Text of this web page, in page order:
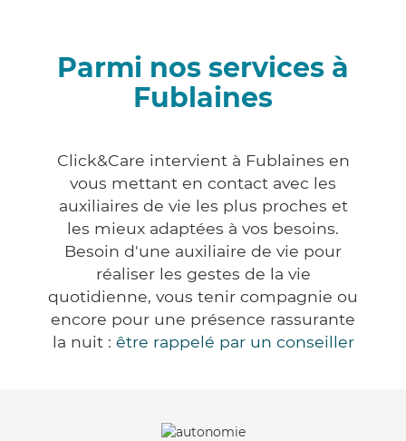
Parmi nos services à
Fublaines
Click&Care intervient à Fublaines en
vous mettant en contact avec les
auxiliaires de vie les plus proches et
les mieux adaptées à vos besoins.
Besoin d'une auxiliaire de vie pour
réaliser les gestes de la vie
quotidienne, vous tenir compagnie ou
encore pour une présence rassurante
la nuit : être rappelé par un conseiller